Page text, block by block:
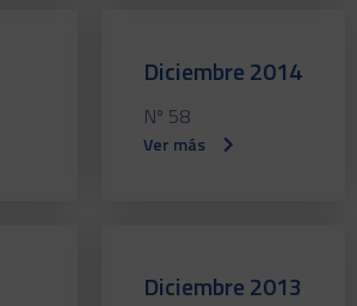
Diciembre 2014
Nº 58
Ver más
Diciembre 2013